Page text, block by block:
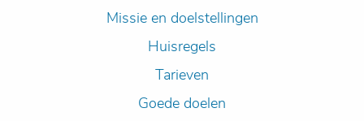
Missie en doelstellingen
Huisregels
Tarieven
Goede doelen